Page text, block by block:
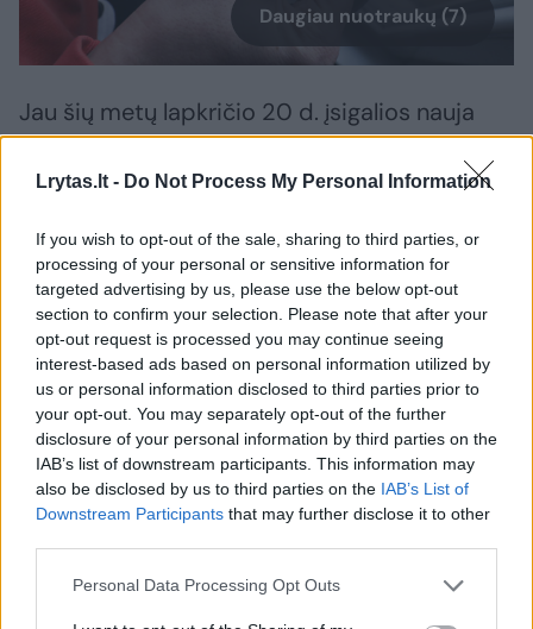
Lrytas.lt - Do Not Process My Personal Information
If you wish to opt-out of the sale, sharing to third parties, or
processing of your personal or sensitive information for
targeted advertising by us, please use the below opt-out
section to confirm your selection. Please note that after your
opt-out request is processed you may continue seeing
interest-based ads based on personal information utilized by
us or personal information disclosed to third parties prior to
your opt-out. You may separately opt-out of the further
disclosure of your personal information by third parties on the
IAB’s list of downstream participants. This information may
also be disclosed by us to third parties on the IAB’s List of
Downstream Participants that may further disclose it to other
Personal Data Processing Opt Outs
Daugiau nuotraukų (7)
Jau šių metų lapkričio 20 d. įsigalios nauja
Vartojimo kredito įstatymo redakcija, kuria į
nacionalinę teisę perkelta atnaujinta europinė
Iš pirmo žvilgsnio gan sudėtingai skambantis
pokytis palies telekomunikacijų bendroves.
Atnaujinta direktyva panaikino išimtį, pagal
kurią jos nuostatos buvo netaikomos tam
tikrų kreditorių sudaromoms vartojimo
kredito sutartims, kai už vartojimo kreditą
nemokamos palūkanos ir kiti mokesčiai.
„Tai reiškia, kad telekomunikacijų bendrovės,